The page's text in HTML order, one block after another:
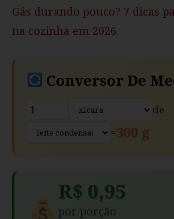
Gás durando pouco? 7 dicas
na cozinha em 2026.
Conversor De
de
=300 g
R$ 0,95
por porção